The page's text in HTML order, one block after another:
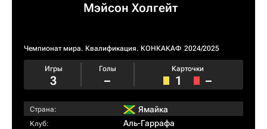
Мэйсон Холгейт
Чемпионат мира. Квалификация. КОНКАКАФ 2024/2025
Игры
3
Голы
–
Карточки
1 –
Страна: Ямайка
Клуб: Аль-Гаррафа